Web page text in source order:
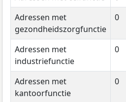
Adressen met
gezondheidszorgfunctie
0
Adressen met
industriefunctie
0
Adressen met
kantoorfunctie
0